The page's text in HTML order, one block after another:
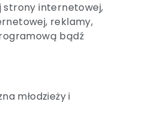
strony internetowej,
reklamy,
bądź
młodzieży i